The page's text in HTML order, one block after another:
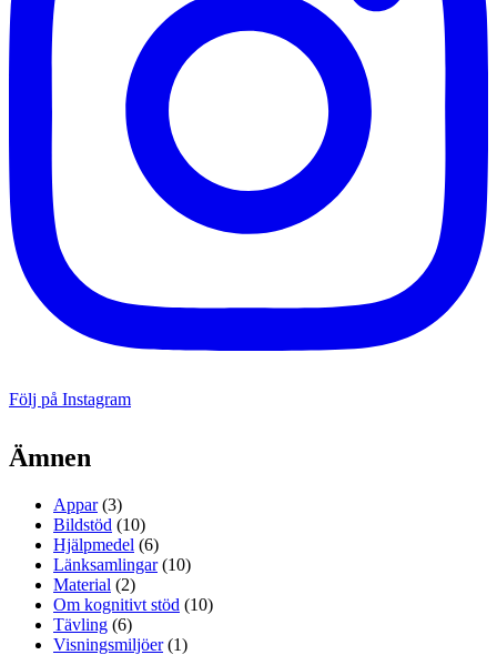
Följ på Instagram
Ämnen
Appar(3)
Bildstöd (10)
Hjälpmedel (6)
Länksamlingar(10)
Material (2)
Om kognitivt stöd (10)
Tävling (6)
Visningsmiljöer(1)